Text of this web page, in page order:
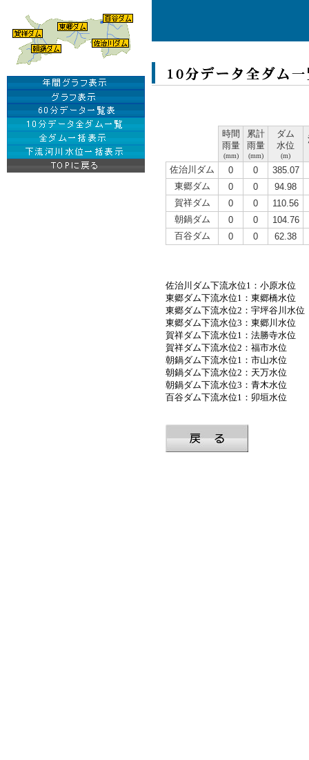
時間
雨量
(mm)
累計
雨量
(mm)
ダム
水位
(m)
佐治川ダム 0 0
385.07
東郷ダム
0 0
94.98
賀祥ダム
0 0
110.56
朝鍋ダム
0 0
104.76
百谷ダム
0 0 62.38
佐治川ダム下流水位1：小原水位
東郷ダム下流水位1：東郷橋水位
東郷ダム下流水位2：宇坪谷川水位
東郷ダム下流水位3：東郷川水位
賀祥ダム下流水位1：法勝寺水位
賀祥ダム下流水位2：福市水位
朝鍋ダム下流水位1：市山水位
朝鍋ダム下流水位2：天万水位
朝鍋ダム下流水位3：青木水位
百谷ダム下流水位1：卯垣水位